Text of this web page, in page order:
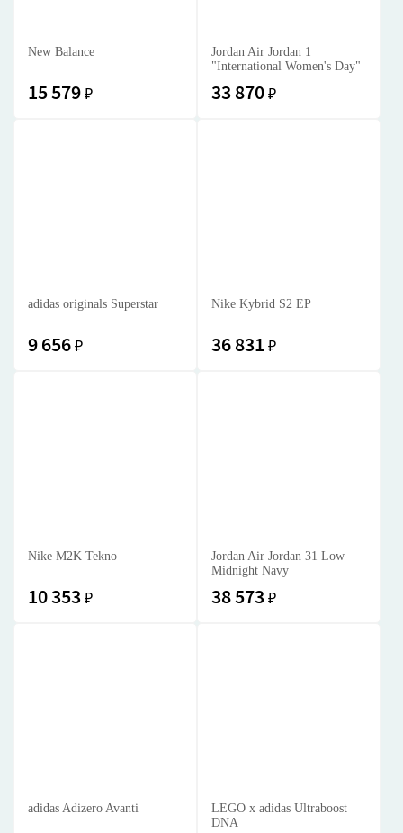
New Balance
15 579 ₽
Jordan Air Jordan 1
"International Women's Day"
33 870 ₽
adidas originals Superstar
9 656 ₽
Nike Kybrid S2 EP
36 831 ₽
Nike M2K Tekno
10 353 ₽
Jordan Air Jordan 31 Low
Midnight Navy
38 573 ₽
adidas Adizero Avanti
LEGO x adidas Ultraboost
DNA